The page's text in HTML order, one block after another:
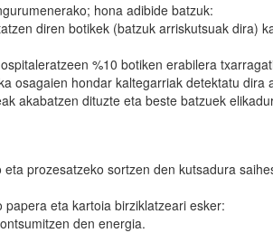
hona adibide batzuk:
diren botikek (batzuk arriskutsuak dira)
%10 botiken erabilera
osagaien hondar kaltegarriak detektatu
akabatzen dituzte eta beste batzuek
prozesatzeko sortzen den kutsadura
eta kartoia birziklatzeari esker:
den energia.